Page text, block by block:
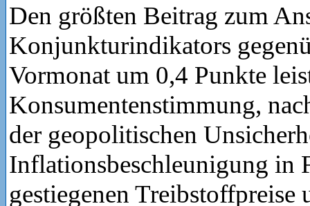
Den größten Beitrag zum
Konjunkturindikators
Vormonat um 0,4 Punkte
Konsumentenstimmung,
der geopolitischen
Inflationsbeschleunigung in
gestiegenen Treibstoffpreise